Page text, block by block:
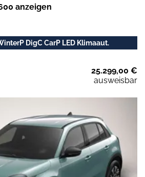
anzeigen
DigC CarP LED Klimaaut.
25.299,00 €
ausweisbar